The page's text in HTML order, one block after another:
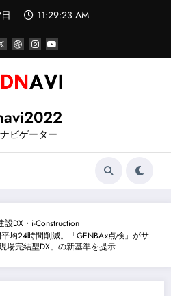
11:29:24 AM
ビゲーター
設DX・i-Construction
均24時間削減。「GENBAx点検」がサ
場完結型DX」の新基準を提示